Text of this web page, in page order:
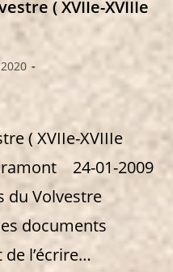
( XVIIe-XVIIIe
( XVIIe-XVIIIe
24-01-2009
du Volvestre
documents
l’écrire…